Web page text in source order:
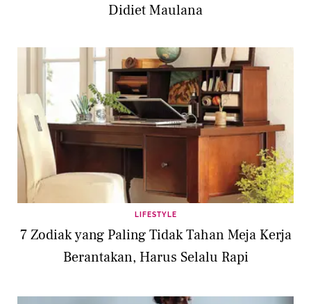
Didiet Maulana
LIFESTYLE
7 Zodiak yang Paling Tidak Tahan Meja Kerja
Berantakan, Harus Selalu Rapi